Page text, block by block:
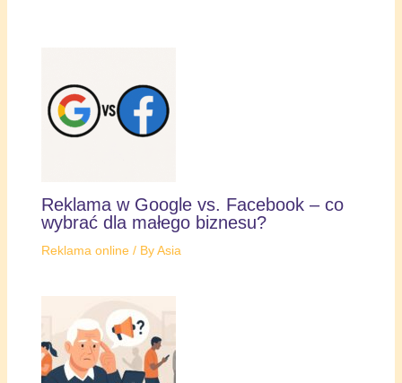
Reklama w Google vs. Facebook – co
wybrać dla małego biznesu?
Reklama online/ ByAsia